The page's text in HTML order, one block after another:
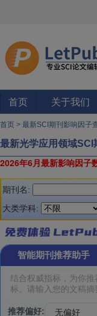
首页 关于我们
首页 > 最新SCI期刊影响因子
最新光学应用领域
2026年6月最新影响因子
期刊名:
大类学科:
智能期刊推荐助手
推荐偏好: